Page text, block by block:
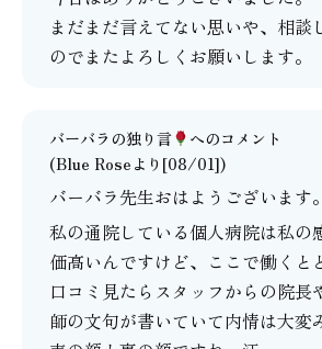
まだまだ言えてない思いや、相談
のでまたよろしくお願いします。
バーバラの独り言
へのコメント
(Blue Roseより[08/01])
バーバラ先生おはようございます。
私の通院している個人病院は私の
価高いんですけど、ここで働くと
口コミ見たらスタッフからの院長
師の文句が書いていて内情は大変